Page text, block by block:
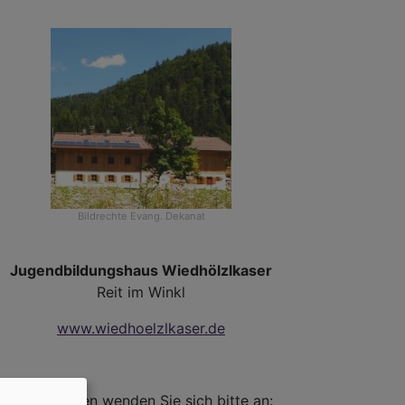
Bildrechte Evang. Dekanat
Jugendbildungshaus Wiedhölzlkaser
Reit im Winkl
www.wiedhoelzlkaser.de
Bei Anfragen wenden Sie sich bitte an: